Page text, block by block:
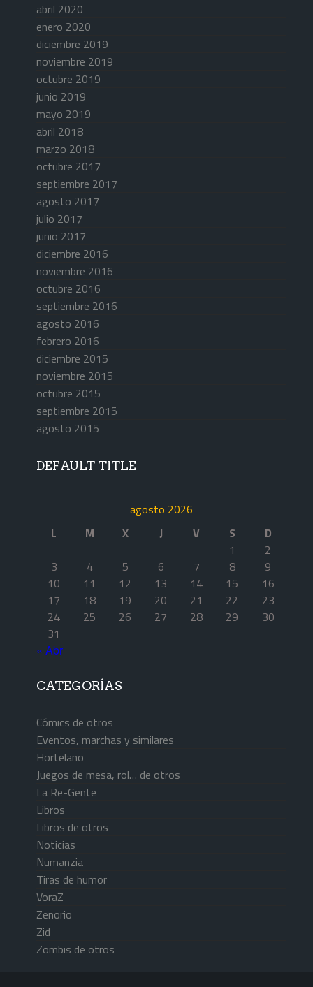
abril 2020
enero 2020
diciembre 2019
noviembre 2019
octubre 2019
junio 2019
mayo 2019
abril 2018
marzo 2018
octubre 2017
septiembre 2017
agosto 2017
julio 2017
junio 2017
diciembre 2016
noviembre 2016
octubre 2016
septiembre 2016
agosto 2016
febrero 2016
diciembre 2015
noviembre 2015
octubre 2015
septiembre 2015
agosto 2015
DEFAULT TITLE
agosto 2026
L
M X J V S
D
1
2
3
4 5 6 7 8
9
10
11 12 13 14 15
16
17
18 19 20 21 22
23
24
25 26 27 28 29
30
31
« Abr
CATEGORÍAS
Cómics de otros
Eventos, marchas y similares
Hortelano
Juegos de mesa, rol… de otros
La Re-Gente
Libros
Libros de otros
Noticias
Numanzia
Tiras de humor
VoraZ
Zenorio
Zid
Zombis de otros